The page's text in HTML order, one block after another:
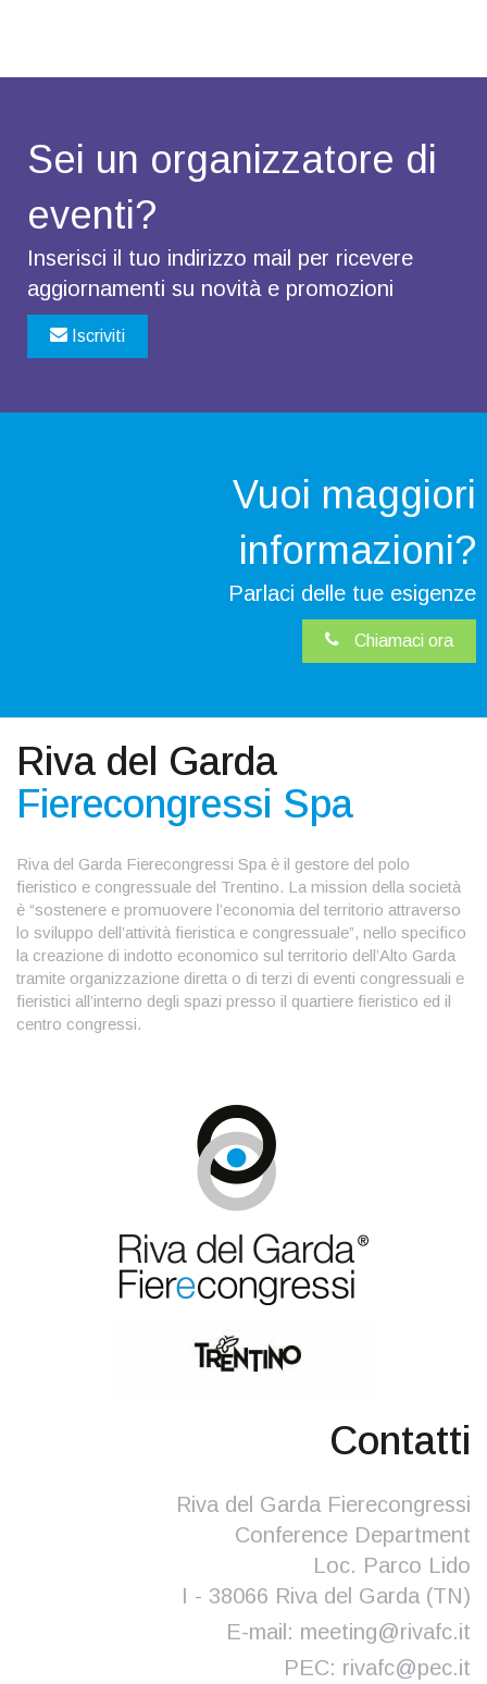
Sei un organizzatore di
eventi?
Inserisci il tuo indirizzo mail per ricevere
aggiornamenti su novità e promozioni
Iscriviti
Vuoi maggiori
informazioni?
Parlaci delle tue esigenze
Chiamaci ora
Riva del Garda
Fierecongressi Spa
Riva del Garda Fierecongressi Spa è il gestore del polo
fieristico e congressuale del Trentino. La mission della società
è “sostenere e promuovere l’economia del territorio attraverso
lo sviluppo dell’attività fieristica e congressuale”, nello specifico
la creazione di indotto economico sul territorio dell’Alto Garda
tramite organizzazione diretta o di terzi di eventi congressuali e
fieristici all’interno degli spazi presso il quartiere fieristico ed il
centro congressi.
Contatti
Riva del Garda Fierecongressi
Conference Department
Loc. Parco Lido
I - 38066 Riva del Garda (TN)
E-mail: meeting@rivafc.it
PEC: rivafc@pec.it